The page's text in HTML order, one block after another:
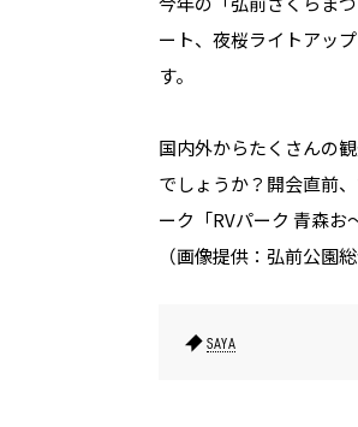
ート、夜桜ライトアッ
す。
国内外からたくさんの
でしょうか？開会直前
ーク「RVパーク 青森お
（画像提供：弘前公園
SAYA